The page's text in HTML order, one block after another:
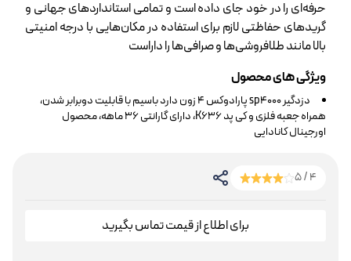
حرفه‌ای را در خود جای داده است و تمامی استانداردهای جهانی و
گریدهای حفاظتی لازم برای استفاده در مکان‌هایی با درجه امنیتی
بالا مانند طلافروشی‌ها و صرافی‌ها را داراست
ویژگی های محصول
دزدگیر sp4000 پارادوکس 4 زون دارد باسیم با قابلیت دوبرابر شدن،
همراه جعبه فلزی و کی پد K636، دارای گارانتی 36 ماهه، محصول
اورجینال کانادایی
4 / 5
برای اطلاع از قیمت تماس بگیرید